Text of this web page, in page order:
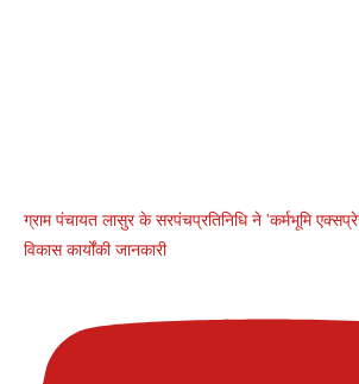
ग्राम पंचायत लासुर के सरपंचप्रतिनिधि ने 'कर्मभूमि
विकास कार्योंकी जानकारी